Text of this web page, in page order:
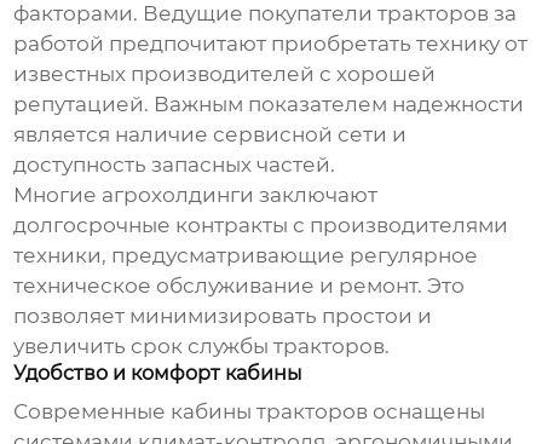
факторами. Ведущие покупатели тракторов за
работой предпочитают приобретать технику от
известных производителей с хорошей
репутацией. Важным показателем надежности
является наличие сервисной сети и
доступность запасных частей.
Многие агрохолдинги заключают
долгосрочные контракты с производителями
техники, предусматривающие регулярное
техническое обслуживание и ремонт. Это
позволяет минимизировать простои и
увеличить срок службы тракторов.
Удобство и комфорт кабины
Современные кабины тракторов оснащены